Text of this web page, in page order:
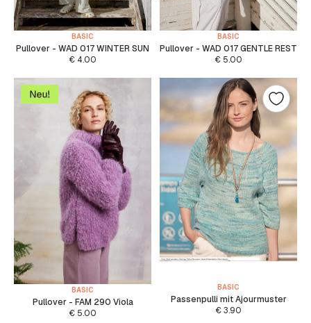
BASIC
Pullover - WAD 017 WINTER SUN
€ 4.00
BASIC
Pullover - WAD 017 GENTLE REST
€ 5.00
BASIC
Pullover - FAM 290 Viola
€ 5.00
BASIC
Passenpulli mit Ajourmuster
€3.90